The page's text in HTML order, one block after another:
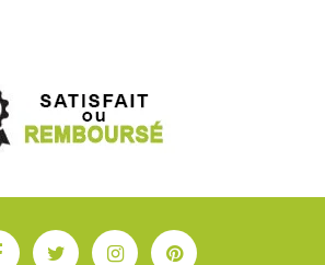
FacebookTwitterInstagramPinterest